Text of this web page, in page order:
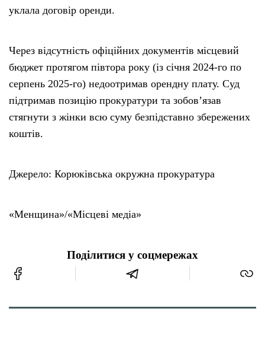
уклала договір оренди.
Через відсутність офіційних документів місцевий
бюджет протягом півтора року (із січня 2024-го по
серпень 2025-го) недоотримав орендну плату. Суд
підтримав позицію прокуратури та зобов’язав
стягнути з жінки всю суму безпідставно збережених
коштів.
Джерело: Корюківська окружна прокуратура
«Менщина»/«Місцеві медіа»
Поділитися у соцмережах